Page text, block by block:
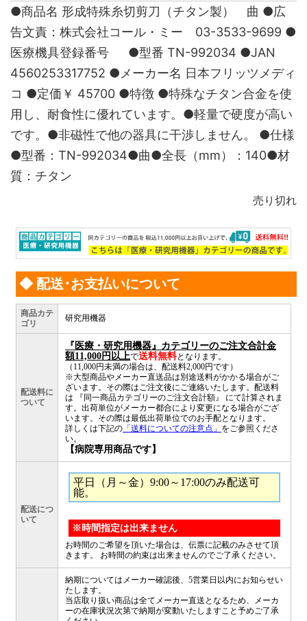
●商品名 形成特殊糸切剪刀（チタン製） 曲 ●広
告文責：株式会社コール・ミー 03-3533-9699 ●
医療機具登録番号 ●型番 TN-992034 ●JAN
4560253317752 ●メーカー名 日本フリッツメディ
コ ●定価￥ 45700 ●特徴 ●特殊なチタン合金を使
用し、耐食性に優れています。●軽量で硬度が高い
です。●非磁性で他の器具に干渉しません。 ●仕様
●型番：TN-992034●曲●全長（mm）：140●材
質：チタン
売り切れ